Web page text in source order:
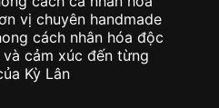
vị chuyên handmade
cách nhân hóa độc
cảm xúc đến từng
Kỳ Lân